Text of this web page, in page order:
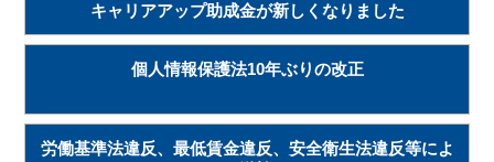
キャリアアップ助成金が新しくなりました
個人情報保護法10年ぶりの改正
労働基準法違反、最低賃金違反、安全衛生法違反等によ